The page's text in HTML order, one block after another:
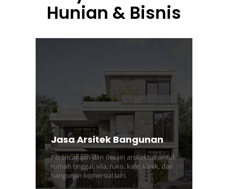
Hunian & Bisnis
Jasa Arsitek Bangunan
Perencanaan dan desain arsitektur untuk
rumah tinggal, vila, ruko, kafe, klinik, dan
bangunan komersial lain.